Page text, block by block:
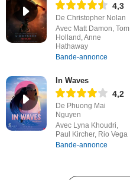
4,3
De Christopher Nolan
Avec Matt Damon, Tom
Holland, Anne
Hathaway
Bande-annonce
In Waves
4,2
De Phuong Mai
Nguyen
Avec Lyna Khoudri,
Paul Kircher, Rio Vega
Bande-annonce